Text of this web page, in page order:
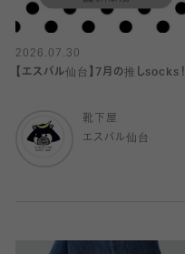
2026.07.30
【エスパル仙台】7月の推しsocks！
靴下屋
エスパル仙台